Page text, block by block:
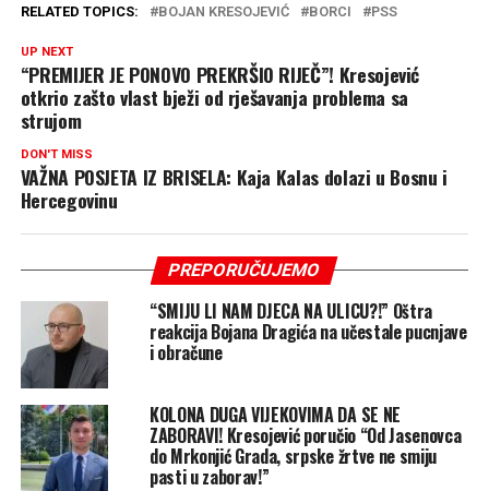
RELATED TOPICS: BOJAN KRESOJEVIĆ BORCI PSS
UP NEXT
“PREMIJER JE PONOVO PREKRŠIO RIJEČ”! Kresojević
otkrio zašto vlast bježi od rješavanja problema sa
strujom
DON'T MISS
VAŽNA POSJETA IZ BRISELA: Kaja Kalas dolazi u Bosnu i
Hercegovinu
PREPORUČUJEMO
“SMIJU LI NAM DJECA NA ULICU?!” Oštra
reakcija Bojana Dragića na učestale pucnjave
i obračune
KOLONA DUGA VIJEKOVIMA DA SE NE
ZABORAVI! Kresojević poručio “Od Jasenovca
do Mrkonjić Grada, srpske žrtve ne smiju
pasti u zaborav!”